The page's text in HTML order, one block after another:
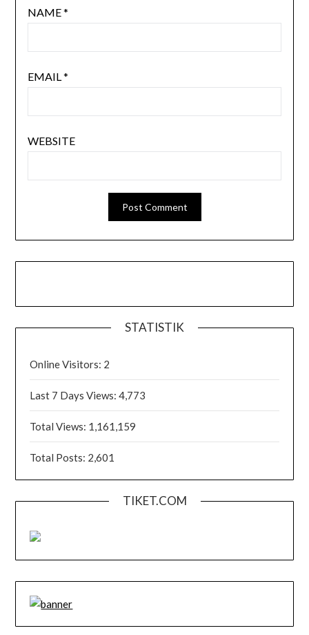
NAME*
EMAIL*
WEBSITE
STATISTIK
Online Visitors: 2
Last 7 Days Views:4,773
Total Views: 1,161,159
Total Posts: 2,601
TIKET.COM